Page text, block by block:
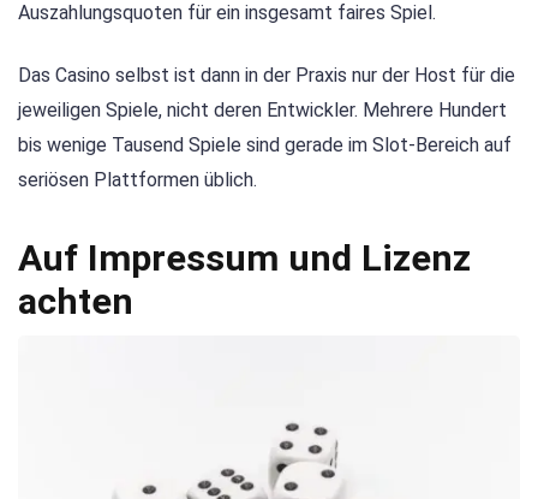
Auszahlungsquoten für ein insgesamt faires Spiel.
Das Casino selbst ist dann in der Praxis nur der Host für die
jeweiligen Spiele, nicht deren Entwickler. Mehrere Hundert
bis wenige Tausend Spiele sind gerade im Slot-Bereich auf
seriösen Plattformen üblich.
Auf Impressum und Lizenz
achten